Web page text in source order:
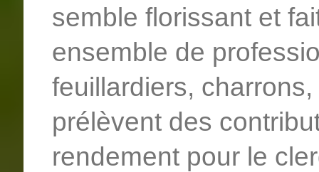
semble florissant et
ensemble de
feuillardiers,
prélèvent des
rendement pour le